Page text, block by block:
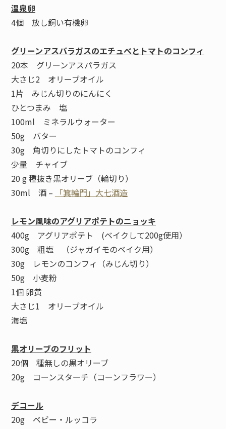
温泉卵
4個 放し飼い有機卵
グリーンアスパラガスのエチュべとトマトのコンフィ
20本 グリーンアスパラガス
大さじ2 オリーブオイル
1片 みじん切りのにんにく
ひとつまみ 塩
100ml ミネラルウォーター
50g バター
30g 角切りにしたトマトのコンフィ
少量 チャイブ
20 g 種抜き黒オリーブ（輪切り）
30ml 酒 –
「箕輪門」大七酒造
レモン風味のアグリアポテトのニョッキ
400g アグリアポテト (ベイクして200g使用）
300g 粗塩 （ジャガイモのベイク用）
30g レモンのコンフィ（みじん切り）
50g 小麦粉
1個 卵黄
大さじ1 オリーブオイル
海塩
黒オリーブのフリット
20個 種無しの黒オリーブ
20g コーンスターチ（コーンフラワー）
デコール
20g ベビー・ルッコラ